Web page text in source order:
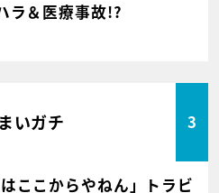
＆医療事故!?
いガチ 3
ここからやねん」トラビ